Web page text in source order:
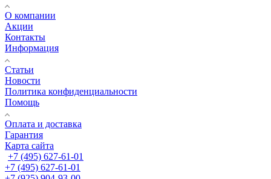
О компании
Акции
Контакты
Информация
Статьи
Новости
Политика конфиденциальности
Помощь
Оплата и доставка
Гарантия
Карта сайта
+7 (495) 627-61-01
+7 (495) 627-61-01